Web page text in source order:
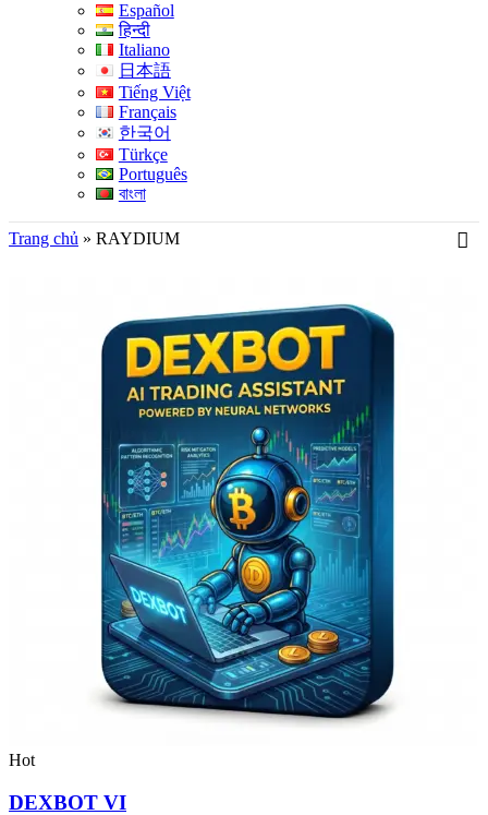
Español
हिन्दी
Italiano
日本語
Tiếng Việt
Français
한국어
Türkçe
Português
বাংলা
Trang chủ » RAYDIUM
Hot
DEXBOT VI